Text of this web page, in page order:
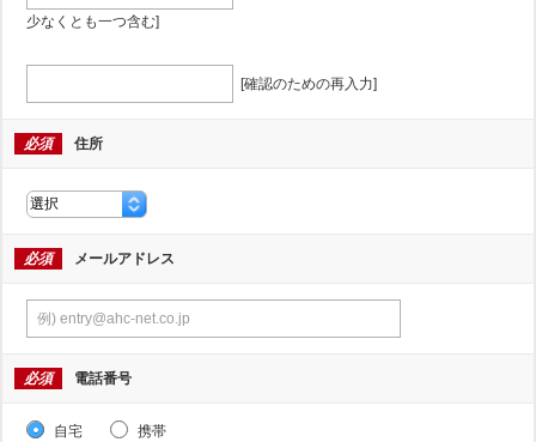
少なくとも一つ含む]
[確認のための再入力]
必須 住所
必須 メールアドレス
必須 電話番号
自宅 携帯